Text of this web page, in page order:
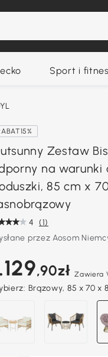
Sport i
Zestaw
na warunki
85 cm x
4 (1)
przez Aosom
,90zł Zawiera
Brązowy, 85 x 70 x